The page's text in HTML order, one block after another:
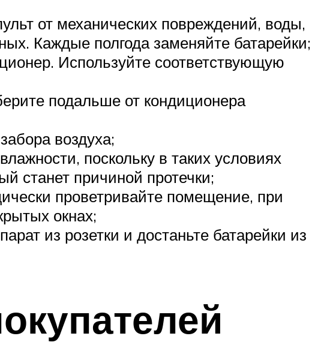
от механических повреждений, воды,
Каждые полгода заменяйте батарейки;
Используйте соответствующую
подальше от кондиционера
воздуха;
поскольку в таких условиях
станет причиной протечки;
проветривайте помещение, при
окнах;
из розетки и достаньте батарейки из